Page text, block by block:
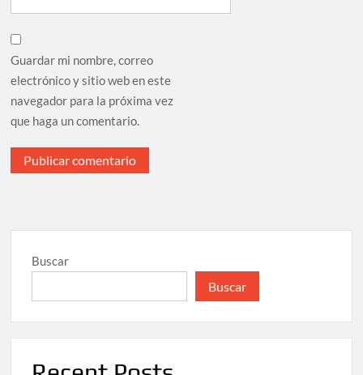
Guardar mi nombre, correo
electrónico y sitio web en este
navegador para la próxima vez
que haga un comentario.
Buscar
Buscar